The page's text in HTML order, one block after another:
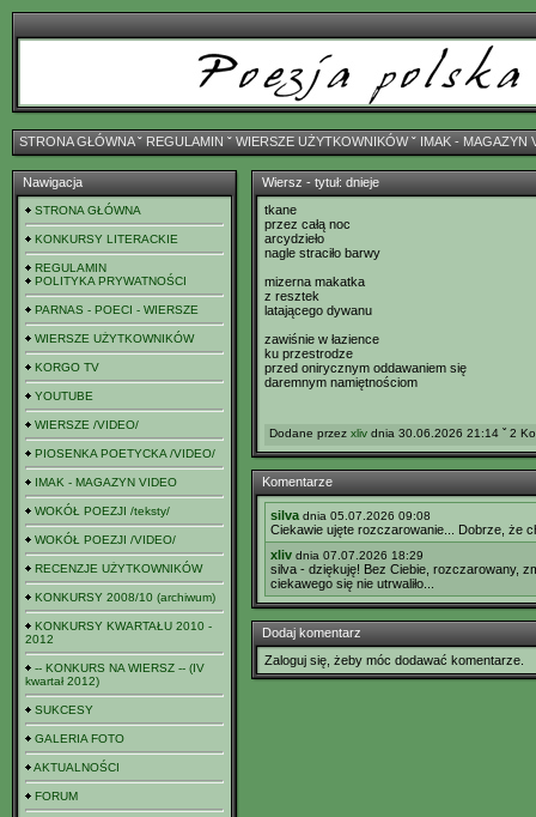
STRONA GŁÓWNAˇ REGULAMIN ˇ WIERSZE UŻYTKOWNIKÓWˇ IMAK - MAGAZYN
Nawigacja
STRONA GŁÓWNA
KONKURSY LITERACKIE
REGULAMIN
POLITYKA PRYWATNOŚCI
PARNAS - POECI - WIERSZE
WIERSZE UŻYTKOWNIKÓW
KORGO TV
YOUTUBE
WIERSZE /VIDEO/
PIOSENKA POETYCKA /VIDEO/
IMAK - MAGAZYN VIDEO
WOKÓŁ POEZJI /teksty/
WOKÓŁ POEZJI /VIDEO/
RECENZJE UŻYTKOWNIKÓW
KONKURSY 2008/10 (archiwum)
KONKURSY KWARTAŁU 2010 -
2012
-- KONKURS NA WIERSZ -- (IV
kwartał 2012)
SUKCESY
GALERIA FOTO
AKTUALNOŚCI
FORUM
Wiersz - tytuł: dnieje
tkane
przez całą noc
arcydzieło
nagle straciło barwy
mizerna makatka
z resztek
latającego dywanu
zawiśnie w łazience
ku przestrodze
przed onirycznym oddawaniem się
daremnym namiętnościom
Dodane przez xliv dnia 30.06.2026 21:14 ˇ 2
Komentarze
silva dnia 05.07.2026 09:08
Ciekawie ujęte rozczarowanie... Dobrze, że
xliv dnia 07.07.2026 18:29
silva - dziękuję! Bez Ciebie, rozczarowany,
ciekawego się nie utrwaliło...
Dodaj komentarz
Zaloguj się, żeby móc dodawać komentarze.